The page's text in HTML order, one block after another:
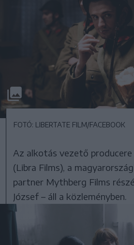
FOTÓ: LIBERTATE FILM/FACEBOOK
Az alkotás vezető producere
(Libra Films), a
partner Mythberg Films
József – áll a közleményben.